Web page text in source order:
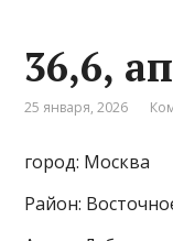
36,6,
25 января, 2026
город: Москва
Район: